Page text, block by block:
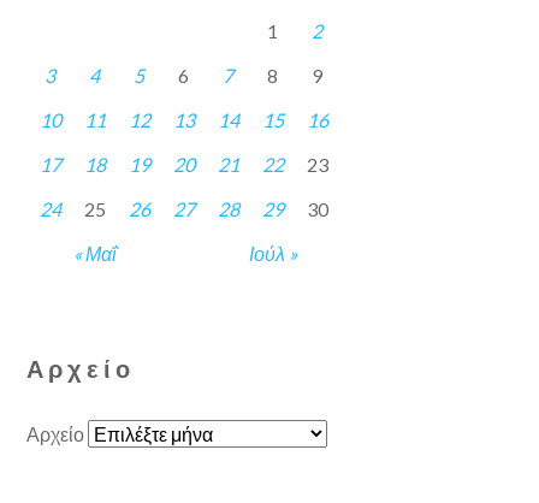
« Μαΐ Ιούλ »
1
2
3
4 5 6 7 8
9
10
11 12 13 14 15
16
17
18 19 20 21 22
23
24
25 26 27 28 29 30
Αρχείο
Αρχείο